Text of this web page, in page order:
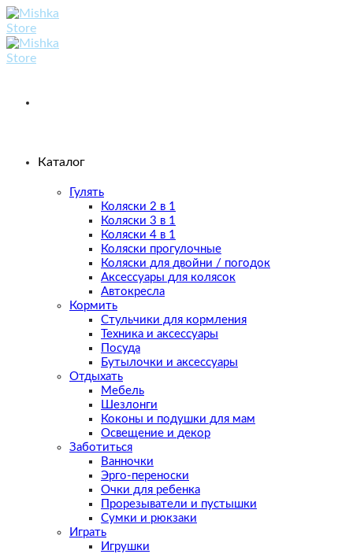
Skip
to
content
Каталог
Гулять
Коляски 2 в 1
Коляски 3 в 1
Коляски 4 в 1
Коляски прогулочные
Коляски для двойни / погодок
Аксессуары для колясок
Автокресла
Кормить
Стульчики для кормления
Техника и аксессуары
Посуда
Бутылочки и аксессуары
Отдыхать
Мебель
Шезлонги
Коконы и подушки для мам
Освещение и декор
Заботиться
Ванночки
Эрго-переноски
Очки для ребенка
Прорезыватели и пустышки
Сумки и рюкзаки
Играть
Игрушки